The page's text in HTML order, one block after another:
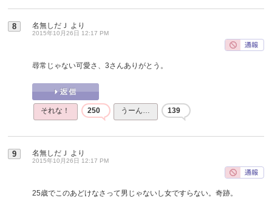
8 名無しだＪ より
2015年10月26日 12:17 PM
尋常じゃない可愛さ、3さんありがとう。
それな！ 250 うーん… 139
9 名無しだＪ より
2015年10月26日 12:17 PM
25歳でこのあどけなさって男じゃないし女ですらない。奇跡。